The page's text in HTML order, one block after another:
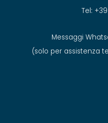
Tel:
Messaggi
(solo per assistenza